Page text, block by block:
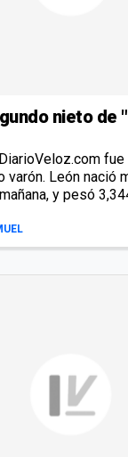
nieto de
varón. León nació
y pesó